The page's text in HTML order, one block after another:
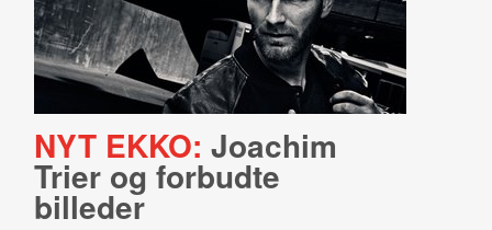
NYT EKKO: Joachim
Trier og forbudte
billeder